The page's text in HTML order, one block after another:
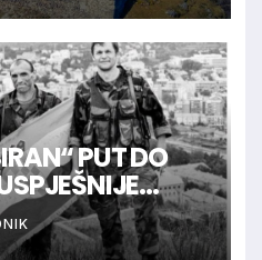
PUT DO
U